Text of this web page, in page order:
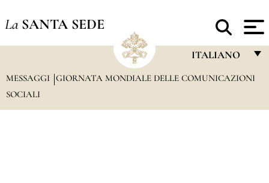
La SANTA SEDE
ITALIANO
FRANÇAIS
MESSAGGI
GIORNATA MONDIALE DELLE COMUNICAZIONI
SOCIALI